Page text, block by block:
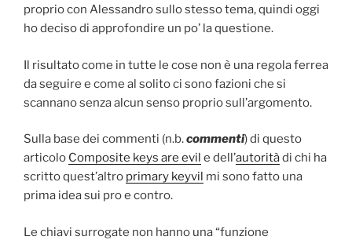
proprio con Alessandro sullo stesso tema, quindi oggi
ho deciso di approfondire un po’ la questione.
Il risultato come in tutte le cose non è una regola ferrea
da seguire e come al solito ci sono fazioni che si
scannano senza alcun senso proprio sull’argomento.
Sulla base dei commenti (n.b.commenti) di questo
articolo Composite keys are evil e dell’autoritàdi chi ha
scritto quest’altro primary keyvil mi sono fatto una
prima idea sui pro e contro.
Le chiavi surrogate non hanno una “funzione